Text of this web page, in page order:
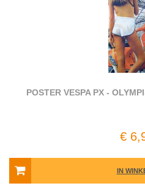
POSTER VESPA PX -
€
IN